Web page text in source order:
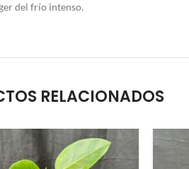
del frío intenso.
RELACIONADOS